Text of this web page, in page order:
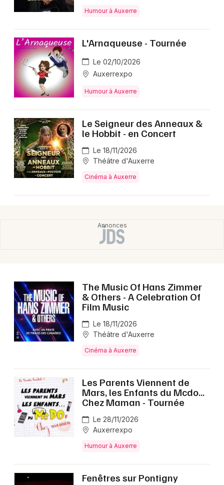
Newsletter des sorties
Artistes en tournée
Actus à Auxerre
Magazine à Auxerre
Je m'abonne
Humour à Auxerre
L'Arnaqueuse - Tournée
Le 02/10/2026
Auxerrexpo
Humour à Auxerre
Le Seigneur des Anneaux &
le Hobbit - en Concert
Le 18/11/2026
Théâtre d'Auxerre
Cinéma à Auxerre
The Music Of Hans Zimmer
& Others - A Celebration Of
Film Music
Le 18/11/2026
Théâtre d'Auxerre
Cinéma à Auxerre
Les Parents Viennent de
Mars, les Enfants du Mcdo...
Chez Maman - Tournée
Le 28/11/2026
Auxerrexpo
Humour à Auxerre
Fenêtres sur Pontigny